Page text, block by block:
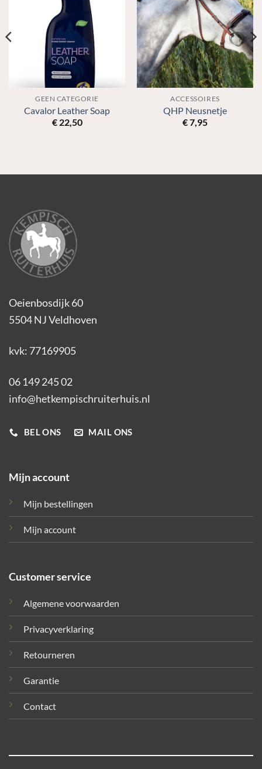
GEEN CATEGORIE
Cavalor Leather Soap
€22,50
ACCESSOIRES
QHP Neusnetje
€7,95
Oeienbosdijk 60
5504 NJ Veldhoven
kvk: 77169905
06 149 245 02
info@hetkempischruiterhuis.nl
BEL ONS MAIL ONS
Mijn account
Mijn bestellingen
Mijn account
Customer service
Algemene voorwaarden
Privacyverklaring
Retourneren
Garantie
Contact